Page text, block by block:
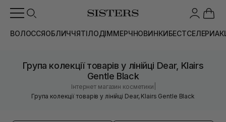
ВОЛОССЯОБЛИЧЧЯТІЛОДІММЕРЧНОВИНКИБЕСТСЕЛЕРИ
Група колекції товарів у лінійці Dear, Klairs
Gentle Black
Інтернет магазин косметики
Група колекції товарів у лінійці Dear, Klairs Gentle Black